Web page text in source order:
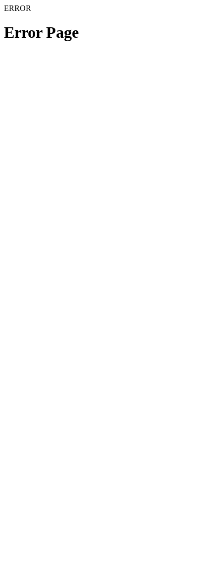
ERROR
Error Page